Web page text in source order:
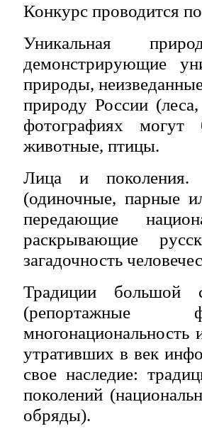
Конкурс проводится
Уникальная
демонстрирующие
природы,
природу России
фотографиях
животные, птицы.
Лица и поколения.
(одиночные, парные
передающие
раскрывающие
загадочность
Традиции большой
(репортажные
многонациональность
утративших в век
свое наследие:
поколений
обряды).